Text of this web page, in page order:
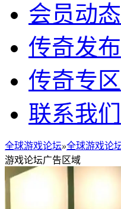
会员动态
传奇发布
传奇专区
联系我们
全球游戏论坛»全球游戏论
游戏论坛广告区域